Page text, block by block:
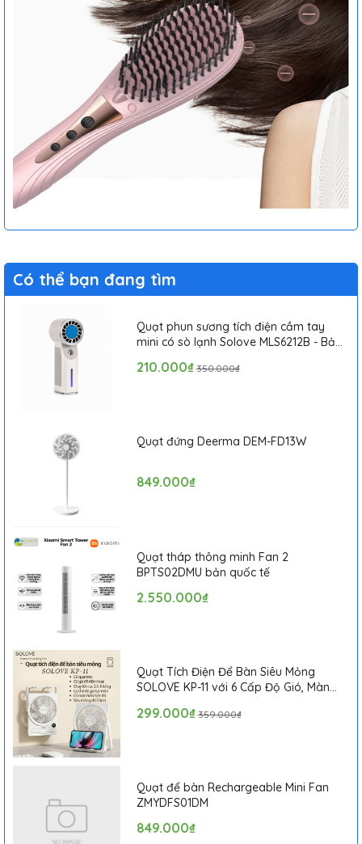
Có thể bạn đang tìm
Quạt phun sương tích điện cầm tay
mini có sò lạnh Solove MLS6212B - Bảo
210.000₫ 350.000₫
Quạt đứng Deerma DEM-FD13W
849.000₫
Quạt tháp thông minh Fan 2
BPTS02DMU bản quốc tế
2.550.000₫
Quạt Tích Điện Để Bàn Siêu Mỏng
SOLOVE KP-11 với 6 Cấp Độ Gió, Màn
299.000₫ 359.000₫
Quạt để bàn Rechargeable Mini Fan
ZMYDFS01DM
849.000₫